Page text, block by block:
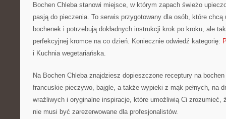
Bochen Chleba stanowi miejsce, w którym zapach świeżo
pasją do pieczenia. To serwis przygotowany dla osób, które chcą
bochenek i potrzebują dokładnych instrukcji krok po kroku, ale
perfekcyjnej kromce na co dzień. Koniecznie odwiedź kategorię:
i Kuchnia wegetariańska.
Na Bochen Chleba znajdziesz dopieszczone receptury na
francuskie pieczywo, bajgle, a także wypieki z mąk pełnych, na
wrażliwych i oryginalne inspiracje, które umożliwią Ci zrozumieć,
nie musi być zarezerwowane dla profesjonalistów.